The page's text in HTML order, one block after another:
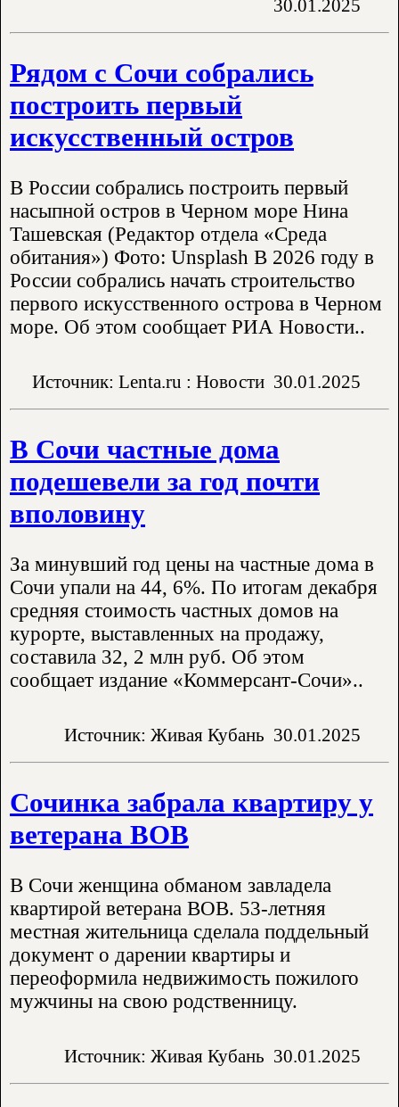
30.01.2025
Рядом с Сочи собрались
построить первый
искусственный остров
В России собрались построить первый
насыпной остров в Черном море Нина
Ташевская (Редактор отдела «Среда
обитания») Фото: Unsplash В 2026 году в
России собрались начать строительство
первого искусственного острова в Черном
море. Об этом сообщает РИА Новости..
Источник: Lenta.ru : Новости 30.01.2025
В Сочи частные дома
подешевели за год почти
вполовину
За минувший год цены на частные дома в
Сочи упали на 44, 6%. По итогам декабря
средняя стоимость частных домов на
курорте, выставленных на продажу,
составила 32, 2 млн руб. Об этом
сообщает издание «Коммерсант-Сочи»..
Источник: Живая Кубань 30.01.2025
Сочинка забрала квартиру у
ветерана ВОВ
В Сочи женщина обманом завладела
квартирой ветерана ВОВ. 53-летняя
местная жительница сделала поддельный
документ о дарении квартиры и
переоформила недвижимость пожилого
мужчины на свою родственницу.
Источник: Живая Кубань 30.01.2025